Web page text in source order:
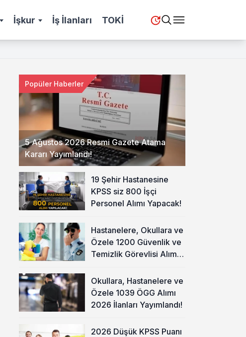
İşkur İş İlanları TOKİ
5 Ağustos 2026 Resmi Gazete Atama
Kararı Yayımlandı!
Popüler Haberler
19 Şehir Hastanesine
KPSS siz 800 İşçi
Personel Alımı Yapacak!
Hastanelere, Okullara ve
Özele 1200 Güvenlik ve
Temizlik Görevlisi Alımı
Okullara, Hastanelere ve
Özele 1039 ÖGG Alımı
2026 İlanları Yayımlandı!
2026 Düşük KPSS Puanı